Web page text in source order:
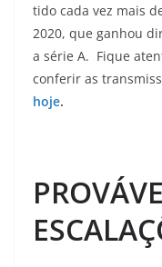
tido cada vez mais
2020, que ganhou
a série A. Fique
conferir as
hoje.